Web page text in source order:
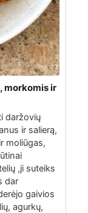
morkomis ir
daržovių
ir salierą,
moliūgas,
,ji suteiks
dar
gaivios
agurkų,